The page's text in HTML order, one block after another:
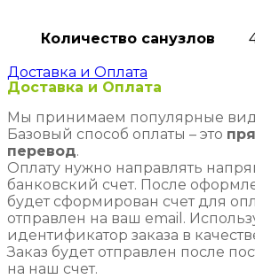
Количество санузлов
Доставка и Оплата
Доставка и Оплата
Мы принимаем популярные
Базовый способ оплаты – это
перевод.
Оплату нужно направлять
банковский счет. После
будет сформирован счет для
отправлен на ваш email.
идентификатор заказа в
Заказ будет отправлен после
на наш счет.